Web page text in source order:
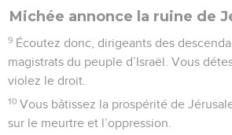
Michée annonce la ruine de
9 Écoutez donc, dirigeants des
magistrats du peuple d’Israël. Vous
violez le droit.
10 Vous bâtissez la prospérité de
sur le meurtre et l’oppression.